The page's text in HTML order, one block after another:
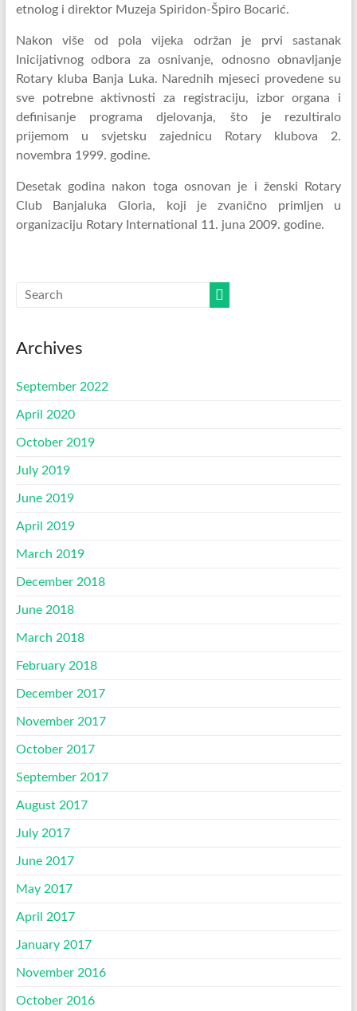
etnolog i direktor Muzeja Spiridon-Špiro Bocarić.
Nakon više od pola vijeka održan je prvi sastanak
Inicijativnog odbora za osnivanje, odnosno obnavljanje
Rotary kluba Banja Luka. Narednih mjeseci provedene su
sve potrebne aktivnosti za registraciju, izbor organa i
definisanje programa djelovanja, što je rezultiralo
prijemom u svjetsku zajednicu Rotary klubova 2.
novembra 1999. godine.
Desetak godina nakon toga osnovan je i ženski Rotary
Club Banjaluka Gloria, koji je zvanično primljen u
organizaciju Rotary International 11. juna 2009. godine.
Archives
September 2022
April 2020
October 2019
July 2019
June 2019
April 2019
March 2019
December 2018
June 2018
March 2018
February 2018
December 2017
November 2017
October 2017
September 2017
August 2017
July 2017
June 2017
May 2017
April 2017
January 2017
November 2016
October 2016